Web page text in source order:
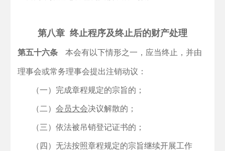
第八章 终止程序及终止后的财产处理
第五十六条 本会有以下情形之一，应当终止，并由
理事会或常务理事会提出注销动议：
（一）完成章程规定的宗旨的；
（二） 会员大会决议解散的；
（三）依法被吊销登记证书的；
（四）无法按照章程规定的宗旨继续开展工作